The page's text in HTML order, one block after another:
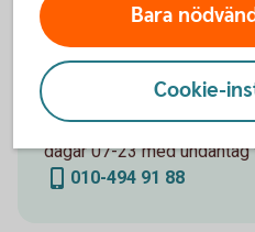
BankID support
Frågor om BankID?
dagar 07-23 med
010-494 91 88
Bara
Cookie-